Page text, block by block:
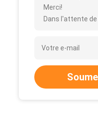
Merci!
Dans l'attente de